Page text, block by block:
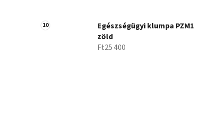
Egészségügyi klumpa PZM1
zöld
Ft25 400